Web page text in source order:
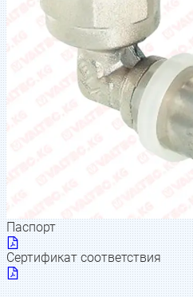
Паспорт
Сертификат соответствия